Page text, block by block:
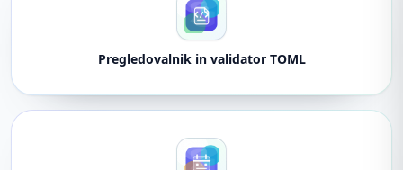
Pregledovalnik in validator TOML